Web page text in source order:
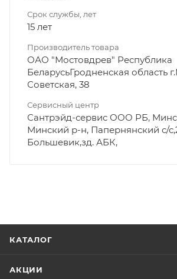
Срок службы, лет
15 лет
Производитель товара
ОАО "Мостовдрев" Республика
БеларусьГродненская область
Советская, 38
Сервисный центр
Сантрэйд-сервис ООО РБ,
Минский р-н, Папернянский с/
Большевик,зд. АБК,
КАТАЛОГ
АКЦИИ